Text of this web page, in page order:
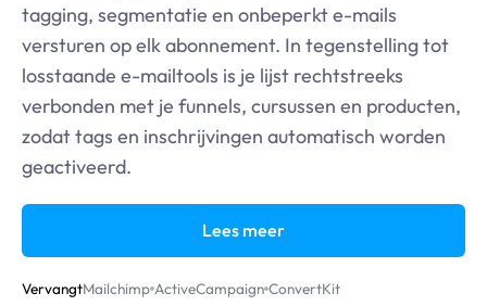
tagging, segmentatie en onbeperkt e-mails
versturen op elk abonnement. In tegenstelling tot
losstaande e-mailtools is je lijst rechtstreeks
verbonden met je funnels, cursussen en producten,
zodat tags en inschrijvingen automatisch worden
geactiveerd.
Lees meer
VervangtMailchimp ActiveCampaign ConvertKit